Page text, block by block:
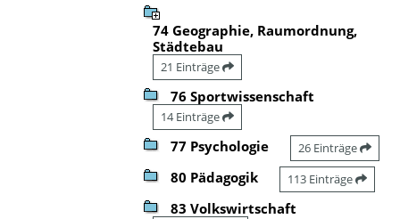
74 Geographie, Raumordnung,
Städtebau
21 Einträge
76 Sportwissenschaft
14 Einträge
77 Psychologie 26 Einträge
80 Pädagogik 113 Einträge
83 Volkswirtschaft